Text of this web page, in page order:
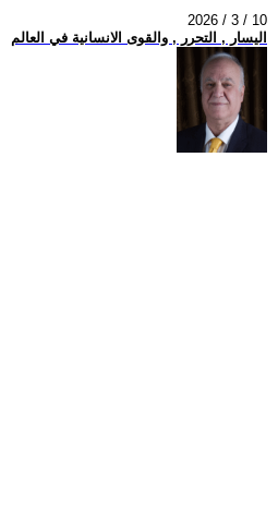
2026 / 3 / 10
اليسار , التحرر , والقوى الانسانية في العالم